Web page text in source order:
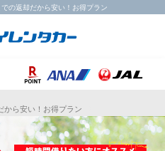
の返却だから安い！お得プラン
から安い！お得プラン